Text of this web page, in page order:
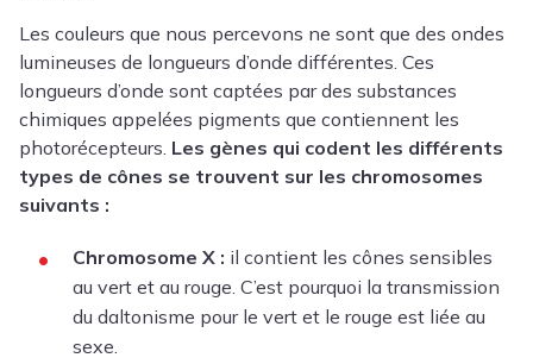
Les couleurs que nous percevons ne sont que des ondes
lumineuses de longueurs d’onde différentes. Ces
longueurs d’onde sont captées par des substances
chimiques appelées pigments que contiennent les
photorécepteurs. Les gènes qui codent les différents
types de cônes se trouvent sur les chromosomes
suivants :
Chromosome X : il contient les cônes sensibles
au vert et au rouge. C’est pourquoi la transmission
du daltonisme pour le vert et le rouge est liée au
sexe.